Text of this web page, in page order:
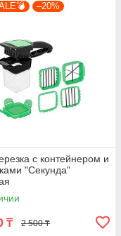
–20%
с контейнером и
"Секунда"
₸ 2 500 ₸